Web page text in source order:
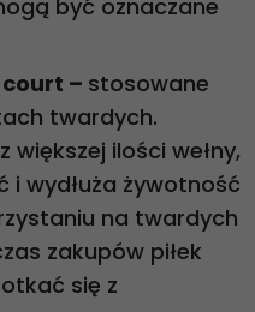
być oznaczane
– stosowane
twardych.
większej ilości wełny,
i wydłuża żywotność
na twardych
zakupów piłek
się z